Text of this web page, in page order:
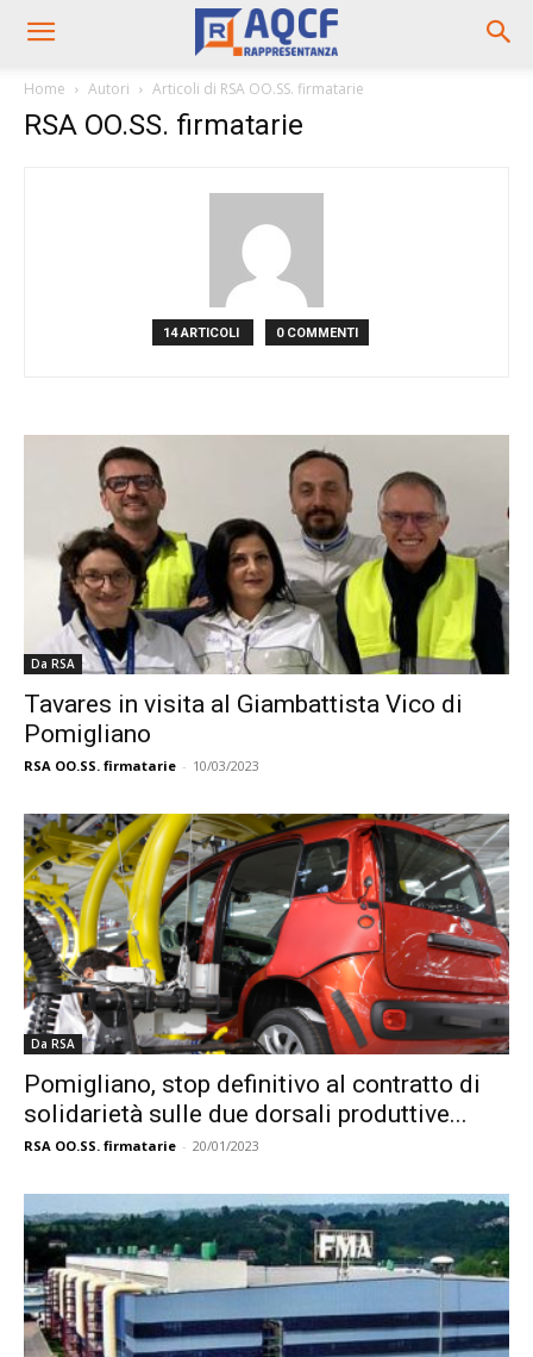
Home Autori Articoli di RSA OO.SS. firmatarie
RSA OO.SS. firmatarie
14 ARTICOLI 0 COMMENTI
Da RSA
Tavares in visita al Giambattista Vico di
Pomigliano
RSA OO.SS. firmatarie - 10/03/2023
Da RSA
Pomigliano, stop definitivo al contratto di
solidarietà sulle due dorsali produttive...
RSA OO.SS. firmatarie - 20/01/2023